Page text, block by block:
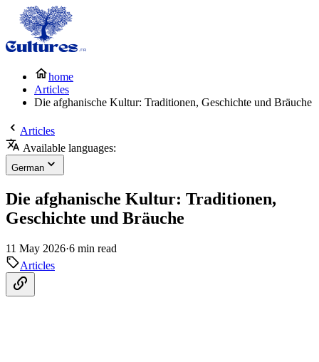
home
Articles
Die afghanische Kultur: Traditionen, Geschichte und Bräuche
Articles
Available languages:
German
Die afghanische Kultur: Traditionen,
Geschichte und Bräuche
11 May 2026·6 min read
Articles